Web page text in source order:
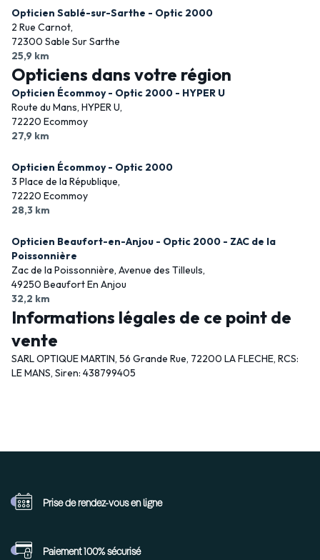
Opticien Sablé-sur-Sarthe - Optic 2000
2 Rue Carnot,
72300 Sable Sur Sarthe
25,9 km
Opticiens dans votre région
Opticien Écommoy - Optic 2000 - HYPER U
Route du Mans, HYPER U,
72220 Ecommoy
27,9 km
Opticien Écommoy - Optic 2000
3 Place de la République,
72220 Ecommoy
28,3 km
Opticien Beaufort-en-Anjou - Optic 2000 - ZAC de la
Poissonnière
Zac de la Poissonnière, Avenue des Tilleuls,
49250 Beaufort En Anjou
32,2 km
Informations légales de ce point de
vente
SARL OPTIQUE MARTIN, 56 Grande Rue, 72200 LA FLECHE, RCS:
LE MANS, Siren: 438799405
Prise de rendez-vous en ligne
Paiement 100%sécurisé